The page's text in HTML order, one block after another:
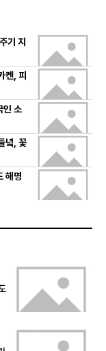
기 지
켄, 피
인 소
녘, 꽃
해명